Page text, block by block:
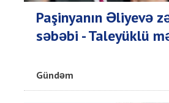
Paşinyanın Əliyevə
səbəbi - Taleyüklü
Gündəm